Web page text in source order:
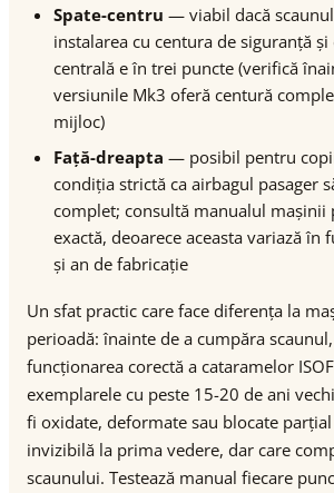
Spate-centru — viabil dacă
instalarea cu centura de siguranță și
centrală e în trei puncte (verifică
versiunile Mk3 oferă centură
mijloc)
Față-dreapta — posibil pentru
condiția strictă ca airbagul pasager
complet; consultă manualul mașinii
exactă, deoarece aceasta variază în
și an de fabricație
Un sfat practic care face diferența la
perioadă: înainte de a cumpăra
funcționarea corectă a cataramelor
exemplarele cu peste 15-20 de ani
fi oxidate, deformate sau blocate
invizibilă la prima vedere, dar care
scaunului. Testează manual fiecare